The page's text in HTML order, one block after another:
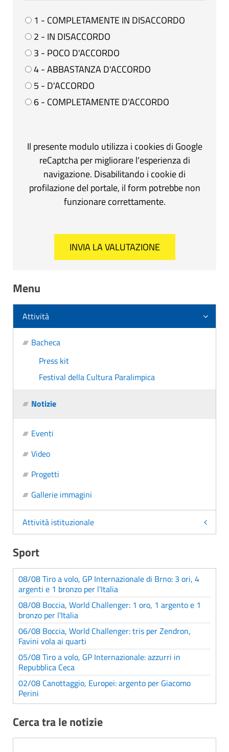
1 - COMPLETAMENTE IN DISACCORDO
2 - IN DISACCORDO
3 - POCO D'ACCORDO
4 - ABBASTANZA D'ACCORDO
5 - D'ACCORDO
6 - COMPLETAMENTE D'ACCORDO
Il presente modulo utilizza i cookies di Google
reCaptcha per migliorare l'esperienza di
navigazione. Disabilitando i cookie di
profilazione del portale, il form potrebbe non
funzionare correttamente.
Menu
Attività
Bacheca
Press kit
Festival della Cultura Paralimpica
Notizie
Eventi
Video
Progetti
Gallerie immagini
Attività istituzionale
Sport
08/08 Tiro a volo, GP Internazionale di Brno: 3 ori, 4
argenti e 1 bronzo per l'Italia
08/08 Boccia, World Challenger: 1 oro, 1 argento e 1
bronzo per l'Italia
06/08 Boccia, World Challenger: tris per Zendron,
Favini vola ai quarti
05/08 Tiro a volo, GP Internazionale: azzurri in
Repubblica Ceca
02/08 Canottaggio, Europei: argento per Giacomo
Perini
Cerca tra le notizie